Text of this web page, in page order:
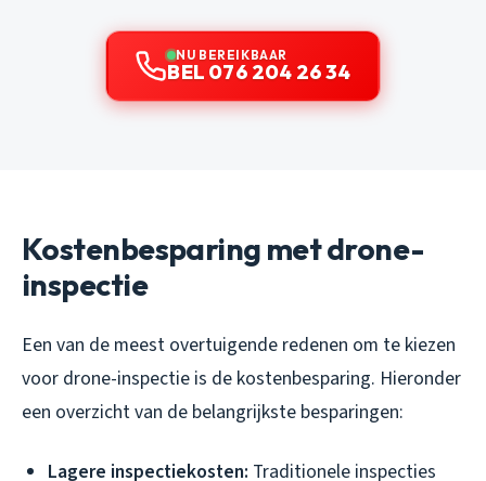
NU BEREIKBAAR
BEL 076 204 26 34
Kostenbesparing met drone-
inspectie
Een van de meest overtuigende redenen om te kiezen
voor drone-inspectie is de kostenbesparing. Hieronder
een overzicht van de belangrijkste besparingen:
Lagere inspectiekosten: Traditionele inspecties